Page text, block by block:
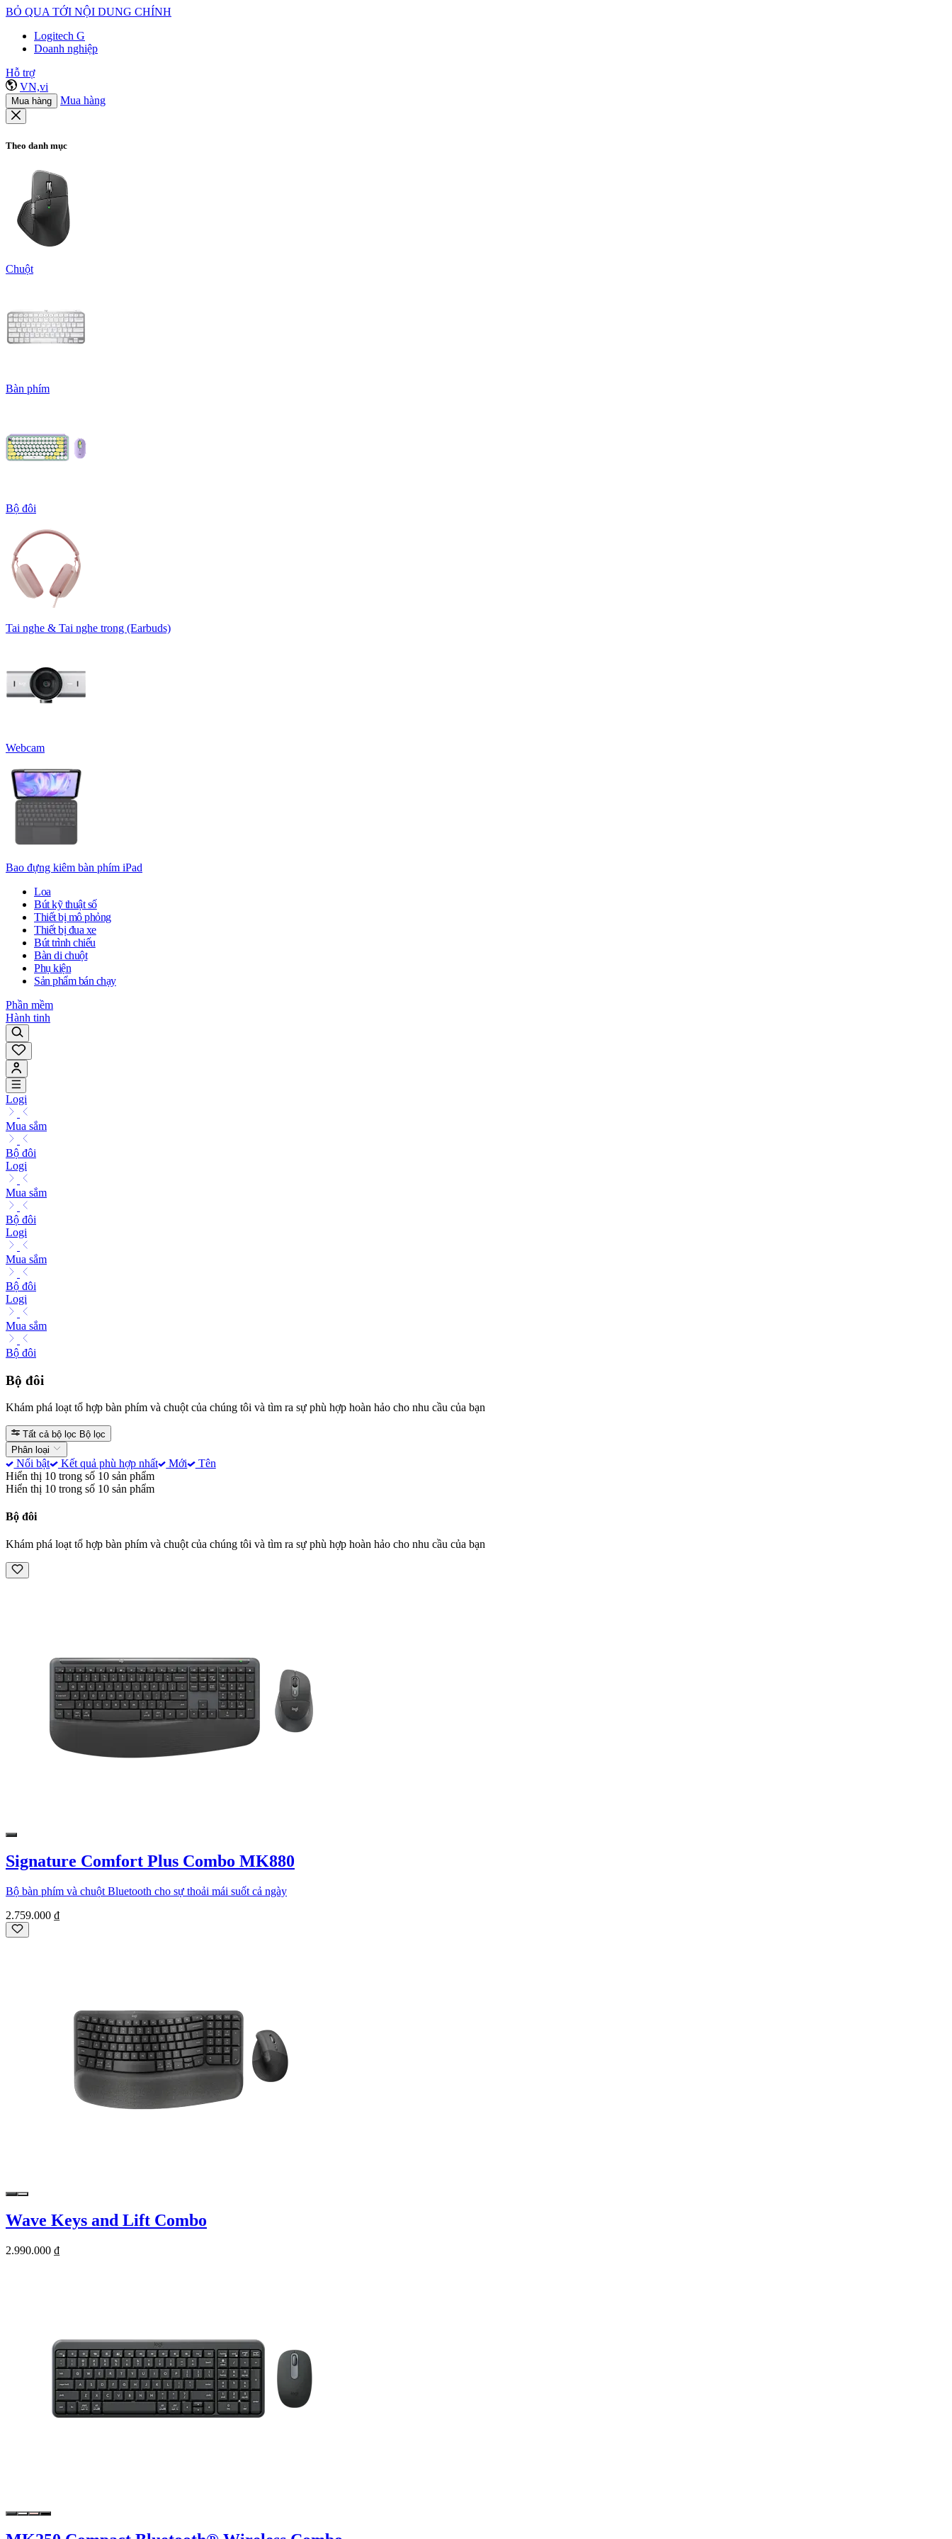
BỎ QUA TỚI NỘI DUNG CHÍNH
Logitech G
Doanh nghiệp
Hỗ trợ
VN,vi
Mua hàng Mua hàng
Theo danh mục
Chuột
Bàn phím
Bộ đôi
Tai nghe & Tai nghe trong (Earbuds)
Webcam
Bao đựng kiêm bàn phím iPad
Loa
Bút kỹ thuật số
Thiết bị mô phỏng
Thiết bị đua xe
Bút trình chiếu
Bàn di chuột
Phụ kiện
Sản phẩm bán chạy
Phần mềm
Hành tinh
Logi
Mua sắm
Bộ đôi
Logi
Mua sắm
Bộ đôi
Logi
Mua sắm
Bộ đôi
Logi
Mua sắm
Bộ đôi
Bộ đôi
Khám phá loạt tổ hợp bàn phím và chuột của chúng tôi và tìm ra sự phù hợp hoàn hảo cho nhu cầu của bạn
Tất cả bộ lọc Bộ lọc
Phân loại
Nổi bật Kết quả phù hợp nhất Mới
Tên
Hiển thị 10 trong số 10 sản phẩm
Hiển thị 10 trong số 10 sản phẩm
Bộ đôi
Khám phá loạt tổ hợp bàn phím và chuột của chúng tôi và tìm ra sự phù hợp hoàn hảo cho nhu cầu của bạn
Signature Comfort Plus Combo MK880
Bộ bàn phím và chuột Bluetooth cho sự thoải mái suốt cả ngày
2.759.000 ₫
Wave Keys and Lift Combo
2.990.000 ₫